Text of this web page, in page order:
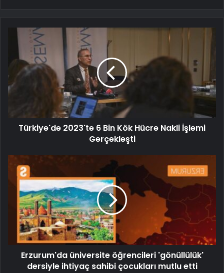
Türkiye'de 2023'te 6 Bin Kök Hücre Nakli İşlemi
Gerçekleşti
Erzurum'da üniversite öğrencileri 'gönüllülük'
dersiyle ihtiyaç sahibi çocukları mutlu etti